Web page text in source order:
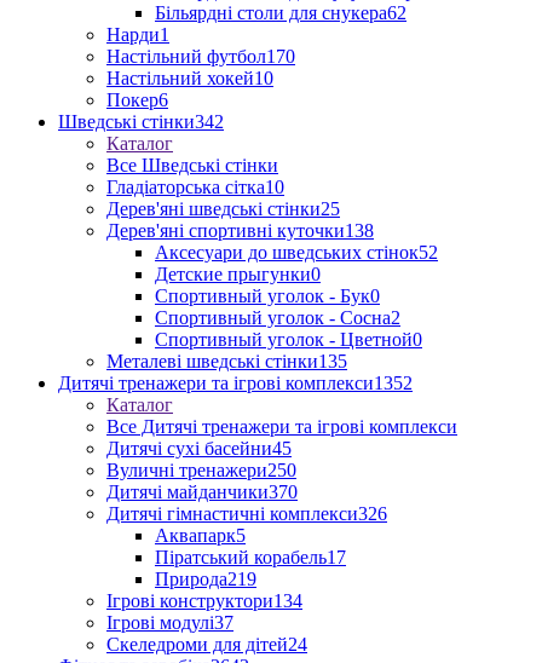
Більярдні столи для снукера62
Нарди1
Настільний футбол170
Настільний хокей10
Покер6
Шведські стінки342
Каталог
Все Шведські стінки
Гладіаторська сітка10
Дерев'яні шведські стінки25
Дерев'яні спортивні куточки138
Аксесуари до шведських стінок52
Детские прыгунки0
Спортивный уголок - Бук0
Спортивный уголок - Сосна2
Спортивный уголок - Цветной0
Металеві шведські стінки135
Дитячі тренажери та ігрові комплекси1352
Каталог
Все Дитячі тренажери та ігрові комплекси
Дитячі сухі басейни45
Вуличні тренажери250
Дитячі майданчики370
Дитячі гімнастичні комплекси326
Аквапарк5
Піратський корабель17
Природа219
Ігрові конструктори134
Ігрові модулі37
Скеледроми для дітей24